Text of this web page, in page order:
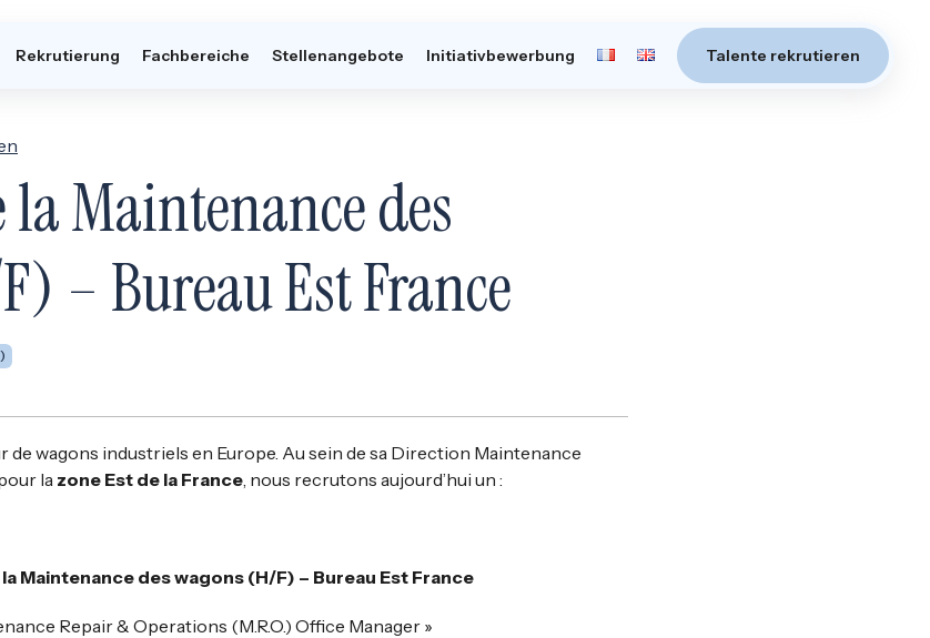
Rekrutierung Fachbereiche Stellenangebote Initiativbewerbung Talente rekrutieren
Maintenance des
– Bureau Est France
wagons industriels en Europe. Au sein de sa Direction Maintenance
la zone Est de la France, nous recrutons aujourd’hui un :
Maintenance des wagons (H/F) – Bureau Est France
Repair & Operations (M.R.O.) Office Manager »